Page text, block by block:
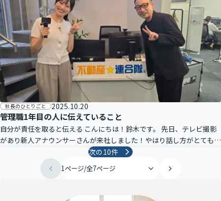
管理職1年目の人に伝えていること
自分が責任を取ると伝える こんにちは！鈴木です。 先日、テレビ撮影
があり新人アナウンサーさんが来社しました！やはり話し方がとても上
手で、プロはすごいと感じました。 さて、今回は管理職に向けた研修
社長のひとりごと 2025.10.20
次の10件